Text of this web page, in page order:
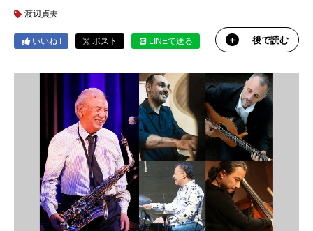
渡辺貞夫
いいね ! ポスト LINEで送る 後で読む